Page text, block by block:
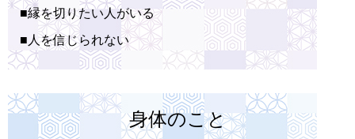
■縁を切りたい人がいる
■人を信じられない
身体のこと